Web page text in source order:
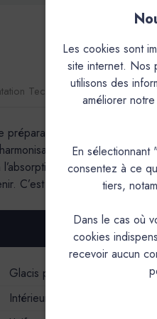
Technique Couleurs &
à base d'eau, à
l’ensemble de la
du support.
C’est une étape
Glacis pour béton teinté,
Intérieur
Les cookies sont
site internet. Nos
utilisons des
améliorer
En
consentez à ce
tiers,
Dans le cas où
cookies
recevoir aucun